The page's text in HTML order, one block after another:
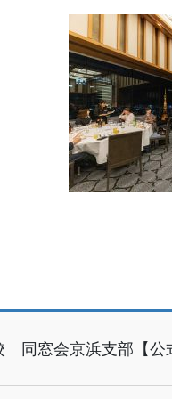
同窓会京浜支部【公